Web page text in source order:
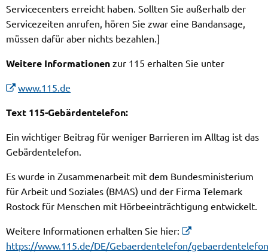
Servicecenters erreicht haben. Sollten Sie außerhalb der
Servicezeiten anrufen, hören Sie zwar eine Bandansage,
müssen dafür aber nichts bezahlen.]
Weitere Infor­ma­tio­nen zur 115 erhalten Sie unter
www.115.de
Text 115-Gebärdentelefon:
Ein wichtiger Beitrag für weniger Barrieren im Alltag ist das
Gebärdentelefon.
Es wurde in Zusammenarbeit mit dem Bundesministerium
für Arbeit und Soziales (BMAS) und der Firma Telemark
Rostock für Menschen mit Hörbeeinträchtigung entwickelt.
Weitere Informationen erhalten Sie hier:
https://www.115.de/DE/Gebaerdentelefon/